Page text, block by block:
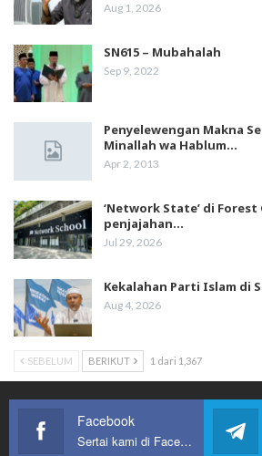
Aug 1, 2026
SN615 – Mubahalah
Sep 9, 2022
Penyelewengan Makna
Minallah wa Hablum…
Apr 2, 2013
‘Network State’ di Forest
penjajahan…
Jul 29, 2026
Kekalahan Parti Islam di
Aug 4, 2026
SEBELUM BERIKUT 1 dari 1,367
Facebook
Sertai kami di Facebook